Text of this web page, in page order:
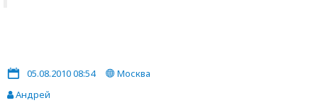
05.08.2010 08:54
Москва
Андрей